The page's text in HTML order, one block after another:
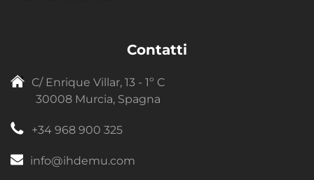
Contatti
C/ Enrique Villar, 13 - 1º C
30008 Murcia, Spagna
+34 968 900 325
info@ihdemu.com